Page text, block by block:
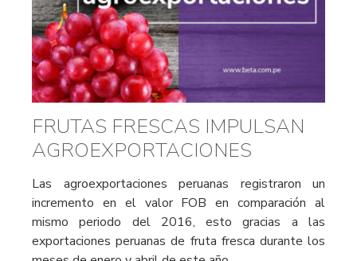
FRUTAS FRESCAS IMPULSAN
AGROEXPORTACIONES
Las agroexportaciones peruanas registraron un
incremento en el valor FOB en comparación al
mismo periodo del 2016, esto gracias a las
exportaciones peruanas de fruta fresca durante los